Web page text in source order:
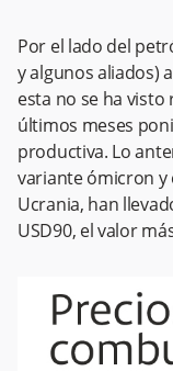
Por el lado del
y algunos aliados)
esta no se ha
últimos meses
productiva. Lo
variante ómicron y
Ucrania, han
USD90, el valor